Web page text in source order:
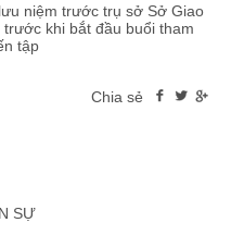
niệm trước trụ sở Sở Giao
khi bắt đầu buổi tham
tập
Chia sẻ
SỰ